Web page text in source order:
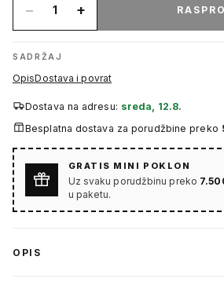
− 1 +
SADRŽAJ
OpisDostava i povrat
Dostava na adresu: sreda, 12.8.
Besplatna dostava za porudžbine preko
GRATIS MINI POKLON
Uz svaku porudžbinu preko
u paketu.
OPIS